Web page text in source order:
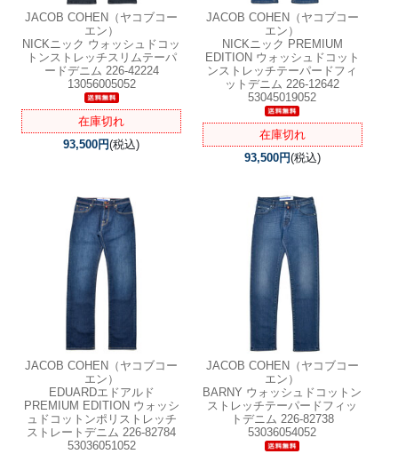
JACOB COHEN（ヤコブコー
エン）
NICKニック ウォッシュドコッ
トンストレッチスリムテーパ
ードデニム 226-42224
13056005052
在庫切れ
93,500円(税込)
JACOB COHEN（ヤコブコー
エン）
NICKニック PREMIUM
EDITION ウォッシュドコット
ンストレッチテーパードフィ
ットデニム 226-12642
53045019052
在庫切れ
93,500円(税込)
JACOB COHEN（ヤコブコー
エン）
EDUARDエドアルド
PREMIUM EDITION ウォッシ
ュドコットンポリストレッチ
ストレートデニム 226-82784
53036051052
JACOB COHEN（ヤコブコー
エン）
BARNY ウォッシュドコットン
ストレッチテーパードフィッ
トデニム 226-82738
53036054052